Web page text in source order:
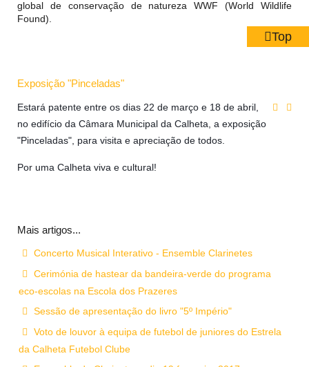
global de conservação de natureza WWF (World Wildlife
Found).
Exposição "Pinceladas"
Estará patente entre os dias 22 de março e 18 de abril,
no edifício da Câmara Municipal da Calheta, a exposição
"Pinceladas", para visita e apreciação de todos.
Por uma Calheta viva e cultural!
Mais artigos...
Concerto Musical Interativo - Ensemble Clarinetes
Cerimónia de hastear da bandeira-verde do programa
eco-escolas na Escola dos Prazeres
Sessão de apresentação do livro "5º Império"
Voto de louvor à equipa de futebol de juniores do Estrela
da Calheta Futebol Clube
Top